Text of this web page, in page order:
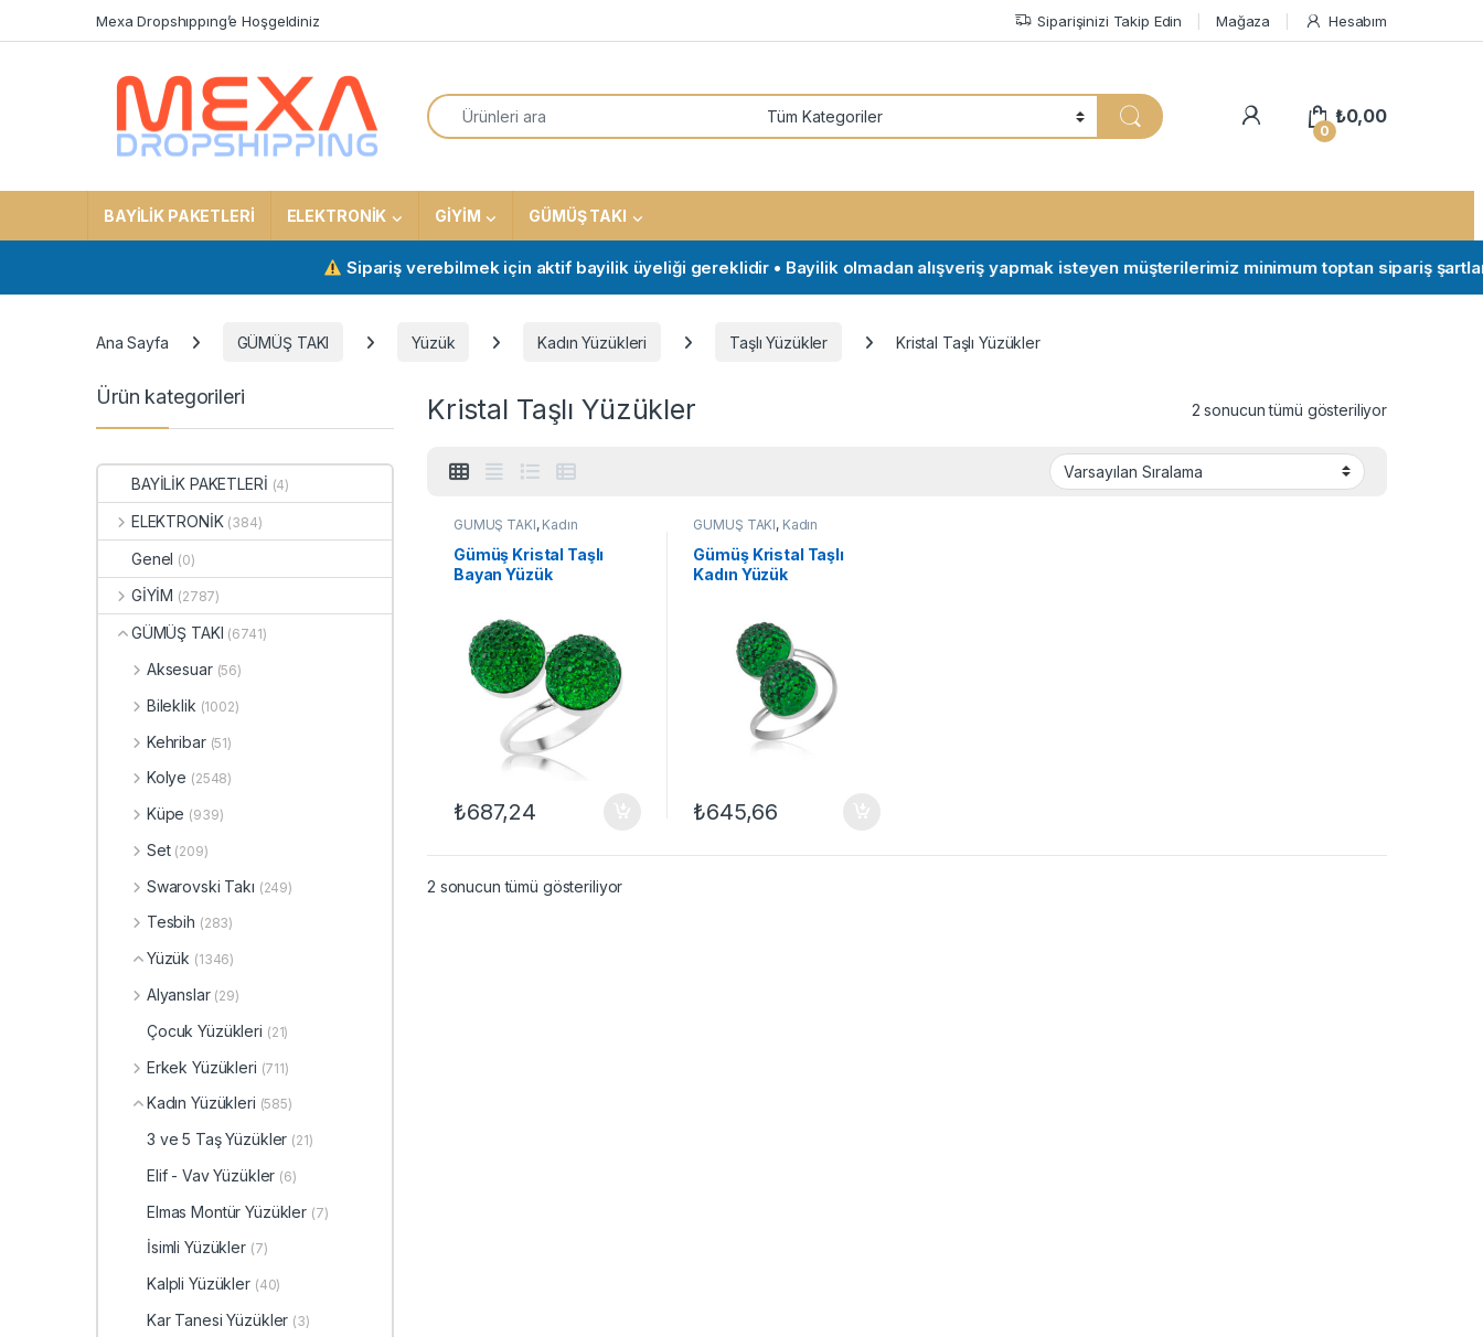
Mexa Dropshıppıng’e Hoşgeldiniz Siparişinizi Takip Edin Mağaza Hesabım
Search for:
My Account
0
₺0,00
BAYİLİK PAKETLERİ ELEKTRONİK GİYİM GÜMÜŞ TAKI
Sipariş verebilmek için aktif bayilik üyeliği gereklidir • Bayilik olmadan alışveriş yapmak isteyen müşterilerimiz minimum toptan sipariş şartları
Ana Sayfa GÜMÜŞ TAKI Yüzük Kadın Yüzükleri Taşlı Yüzükler Kristal Taşlı Yüzükler
Kristal Taşlı Yüzükler 2 sonucun tümü gösteriliyor
GÜMÜŞ TAKI, Kadın
Yüzükleri
Kristal Taşlı
Yüzükler,Taşlı Yüzükler,
Yüzük
Gümüş Kristal Taşlı
Bayan Yüzük
₺687,24
GÜMÜŞ TAKI, Kadın
Yüzükleri
Kristal Taşlı
Yüzükler,Taşlı Yüzükler,
Yüzük
Gümüş Kristal Taşlı
Kadın Yüzük
₺645,66
2 sonucun tümü gösteriliyor
Ürün kategorileri
BAYİLİK PAKETLERİ (4)
ELEKTRONİK (384)
Genel (0)
GİYİM (2787)
GÜMÜŞ TAKI (6741)
Aksesuar (56)
Bileklik (1002)
Kehribar (51)
Kolye (2548)
Küpe (939)
Set (209)
Swarovski Takı (249)
Tesbih (283)
Yüzük (1346)
Alyanslar (29)
Çocuk Yüzükleri (21)
Erkek Yüzükleri (711)
Kadın Yüzükleri (585)
3 ve 5 Taş Yüzükler (21)
Elif - Vav Yüzükler (6)
Elmas Montür Yüzükler (7)
İsimli Yüzükler (7)
Kalpli Yüzükler (40)
Kar Tanesi Yüzükler (3)